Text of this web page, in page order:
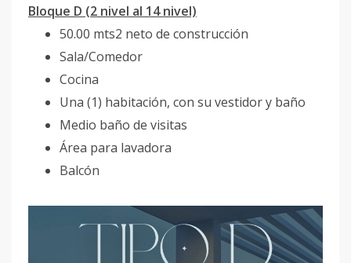
Bloque D (2 nivel al 14 nivel)
50.00 mts2 neto de construcción
Sala/Comedor
Cocina
Una (1) habitación, con su vestidor y baño
Medio baño de visitas
Área para lavadora
Balcón